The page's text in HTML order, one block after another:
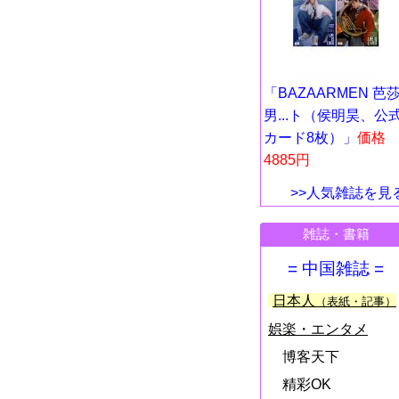
「BAZAARMEN 芭
男...ト（侯明昊、公
カード8枚）」 価格
4885円
>>人気雑誌を見
雑誌・書籍
= 中国雑誌 =
日本人 （表紙・記事）
娯楽・エンタメ
博客天下
精彩OK